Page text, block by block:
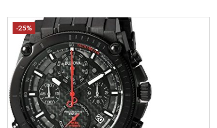
-25%